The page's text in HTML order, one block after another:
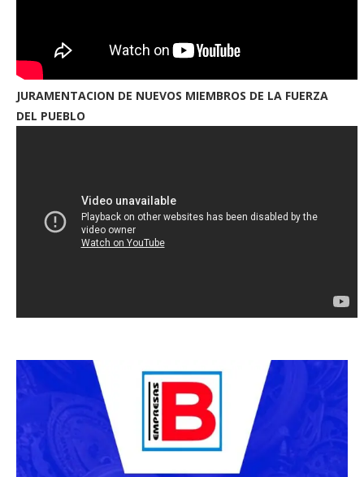
JURAMENTACION DE NUEVOS MIEMBROS DE LA FUERZA
DEL PUEBLO